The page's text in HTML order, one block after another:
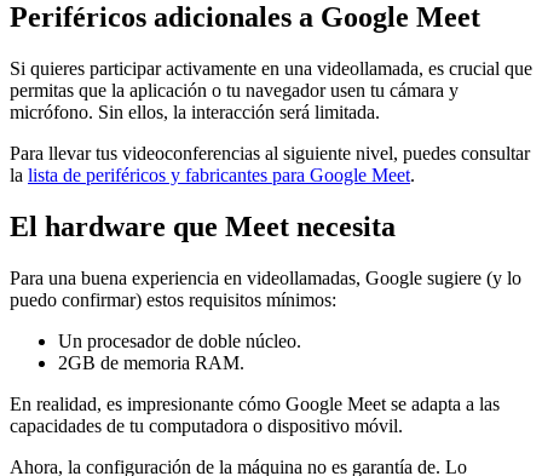
Periféricos adicionales a Google Meet
Si quieres participar activamente en una videollamada, es crucial que
permitas que la aplicación o tu navegador usen tu cámara y
micrófono. Sin ellos, la interacción será limitada.
Para llevar tus videoconferencias al siguiente nivel, puedes consultar
la lista de periféricos y fabricantes para Google Meet.
El hardware que Meet necesita
Para una buena experiencia en videollamadas, Google sugiere (y lo
puedo confirmar) estos requisitos mínimos:
Un procesador de doble núcleo.
2GB de memoria RAM.
En realidad, es impresionante cómo Google Meet se adapta a las
capacidades de tu computadora o dispositivo móvil.
Ahora, la configuración de la máquina no es garantía de. Lo